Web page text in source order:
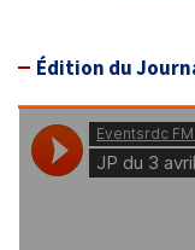
Édition du